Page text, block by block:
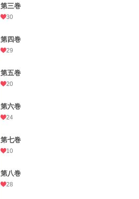
第三巻
30
第四巻
29
第五巻
20
第六巻
24
第七巻
10
第八巻
28